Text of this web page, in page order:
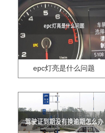
epc灯亮是什么问题